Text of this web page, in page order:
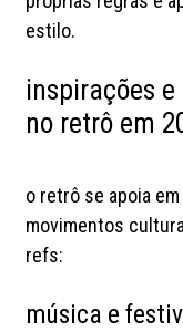
estilo.
inspirações
no retrô em
o retrô se apoia
movimentos
refs:
música e